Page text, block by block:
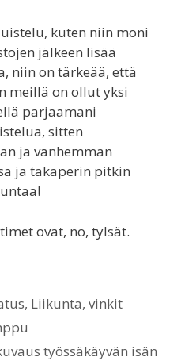
kuten niin moni
jälkeen lisää
niin on tärkeää, että
meillä on ollut yksi
parjaamani
sitten
ja vanhemman
ja takaperin pitkin
ovat, no, tylsät.
, Liikunta,vinkit
työssäkäyvän isän